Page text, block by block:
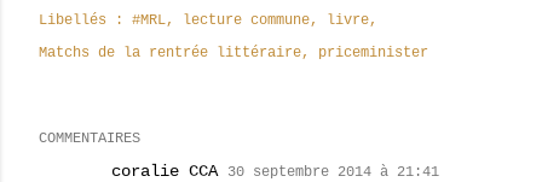
Libellés : #MRL lecture commune
livre
Matchs de la rentrée littéraire
priceminister
COMMENTAIRES
coralie CCA 30 septembre 2014 à 21:41